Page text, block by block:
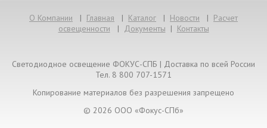
О Компании | Главная | Каталог | Новости | Расчет
освещенности | Документы | Контакты
Светодиодное освещение ФОКУС-СПБ | Доставка по всей России
Тел. 8 800 707-1571
Копирование материалов без разрешения запрещено
© 2026 ООО «Фокус-СПб»